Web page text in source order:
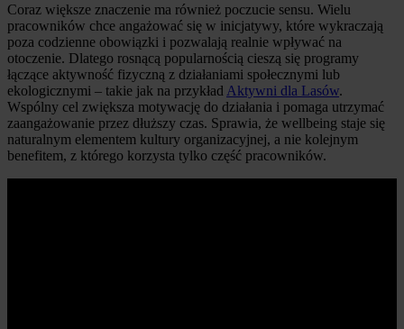
Coraz większe znaczenie ma również poczucie sensu. Wielu
pracowników chce angażować się w inicjatywy, które wykraczają
poza codzienne obowiązki i pozwalają realnie wpływać na
otoczenie. Dlatego rosnącą popularnością cieszą się programy
łączące aktywność fizyczną z działaniami społecznymi lub
ekologicznymi – takie jak na przykład Aktywni dla Lasów.
Wspólny cel zwiększa motywację do działania i pomaga utrzymać
zaangażowanie przez dłuższy czas. Sprawia, że wellbeing staje się
naturalnym elementem kultury organizacyjnej, a nie kolejnym
benefitem, z którego korzysta tylko część pracowników.